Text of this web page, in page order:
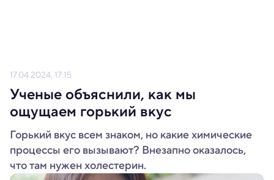
17.04.2024, 17:15
Ученые объяснили, как мы
ощущаем горький вкус
Горький вкус всем знаком, но какие химические
процессы его вызывают? Внезапно оказалось,
что там нужен холестерин.